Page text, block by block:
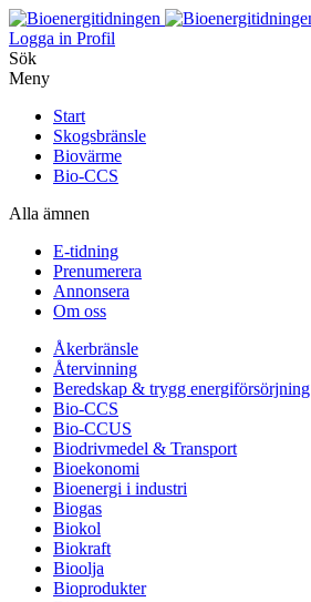
Logga in Profil
Sök
Meny
Start
Skogsbränsle
Biovärme
Bio-CCS
Alla ämnen
E-tidning
Prenumerera
Annonsera
Om oss
Åkerbränsle
Återvinning
Beredskap & trygg energiförsörjning
Bio-CCS
Bio-CCUS
Biodrivmedel & Transport
Bioekonomi
Bioenergi i industri
Biogas
Biokol
Biokraft
Bioolja
Bioprodukter